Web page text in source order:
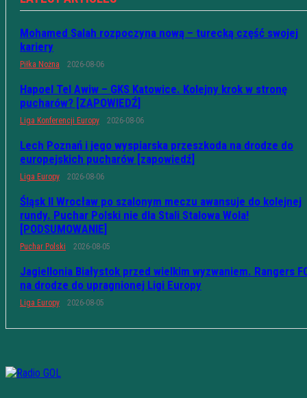
Mohamed Salah rozpoczyna nową – turecką część swojej
kariery
Piłka Nożna 2026-08-06
Hapoel Tel Awiw – GKS Katowice. Kolejny krok w stronę
pucharów? [ZAPOWIEDŹ]
Liga Konferencji Europy 2026-08-06
Lech Poznań i jego wyspiarska przeszkoda na drodze do
europejskich pucharów [zapowiedź]
Liga Europy 2026-08-06
Śląsk II Wrocław po szalonym meczu awansuje do kolejnej
rundy. Puchar Polski nie dla Stali Stalowa Wola!
[PODSUMOWANIE]
Puchar Polski 2026-08-05
Jagiellonia Białystok przed wielkim wyzwaniem. Rangers
na drodze do upragnionej Ligi Europy
Liga Europy 2026-08-05